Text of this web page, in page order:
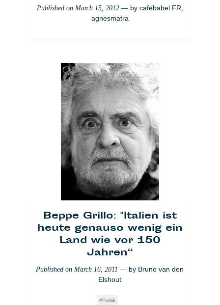
Published on March 15, 2012— by cafébabel FR
agnesmatra
Beppe Grillo: "Italien ist
heute genauso wenig ein
Land wie vor 150
Jahren“
Published onMarch 16, 2011 — by Bruno van den
Elshout
Politik